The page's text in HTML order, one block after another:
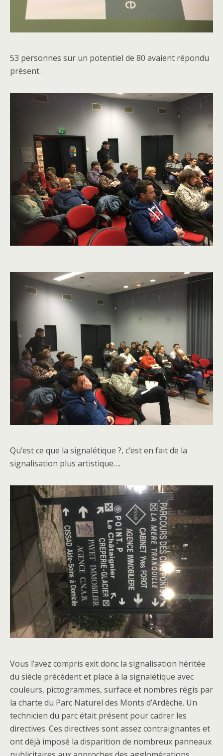
53 personnes sur un potentiel de 80 avaient répondu
présent.
Qu’est ce que la signalétique ?, c’est en fait de la
signalisation plus artistique….
Vous l’avez compris exit donc la signalisation héritée
du siècle précédent et place à la signalétique avec
couleurs, pictogrammes, surface et nombres régis par
la charte du Parc Naturel des Monts d’Ardèche. Un
technicien du parc était présent pour cadrer les
directives. Ces directives sont assez contraignantes et
ont déjà imposé la disparition de nombreux panneaux